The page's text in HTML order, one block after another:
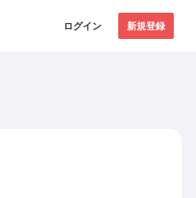
ログイン 新規登録